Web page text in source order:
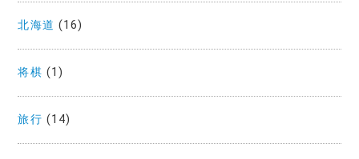
北海道 (16)
将棋 (1)
旅行 (14)